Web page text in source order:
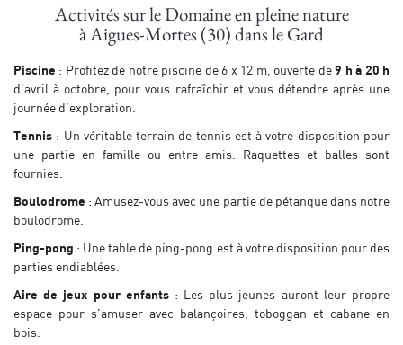
Activités sur le Domaine en pleine nature
à Aigues-Mortes (30) dans le Gard
Piscine : Profitez de notre piscine de 6 x 12 m, ouverte de9 h à 20 h
d’avril à octobre, pour vous rafraîchir et vous détendre après une
journée d’exploration.
Tennis : Un véritable terrain de tennis est à votre disposition pour
une partie en famille ou entre amis. Raquettes et balles sont
fournies.
Boulodrome : Amusez-vous avec une partie de pétanque dans notre
boulodrome.
Ping-pong : Une table de ping-pong est à votre disposition pour des
parties endiablées.
Aire de jeux pour enfants: Les plus jeunes auront leur propre
espace pour s’amuser avec balançoires, toboggan et cabane en
bois.